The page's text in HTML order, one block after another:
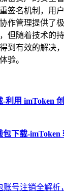
签名机制，用
作管理提供了
但随着技术的
到有效的解决
验。
利用 imToken
下载-imToken